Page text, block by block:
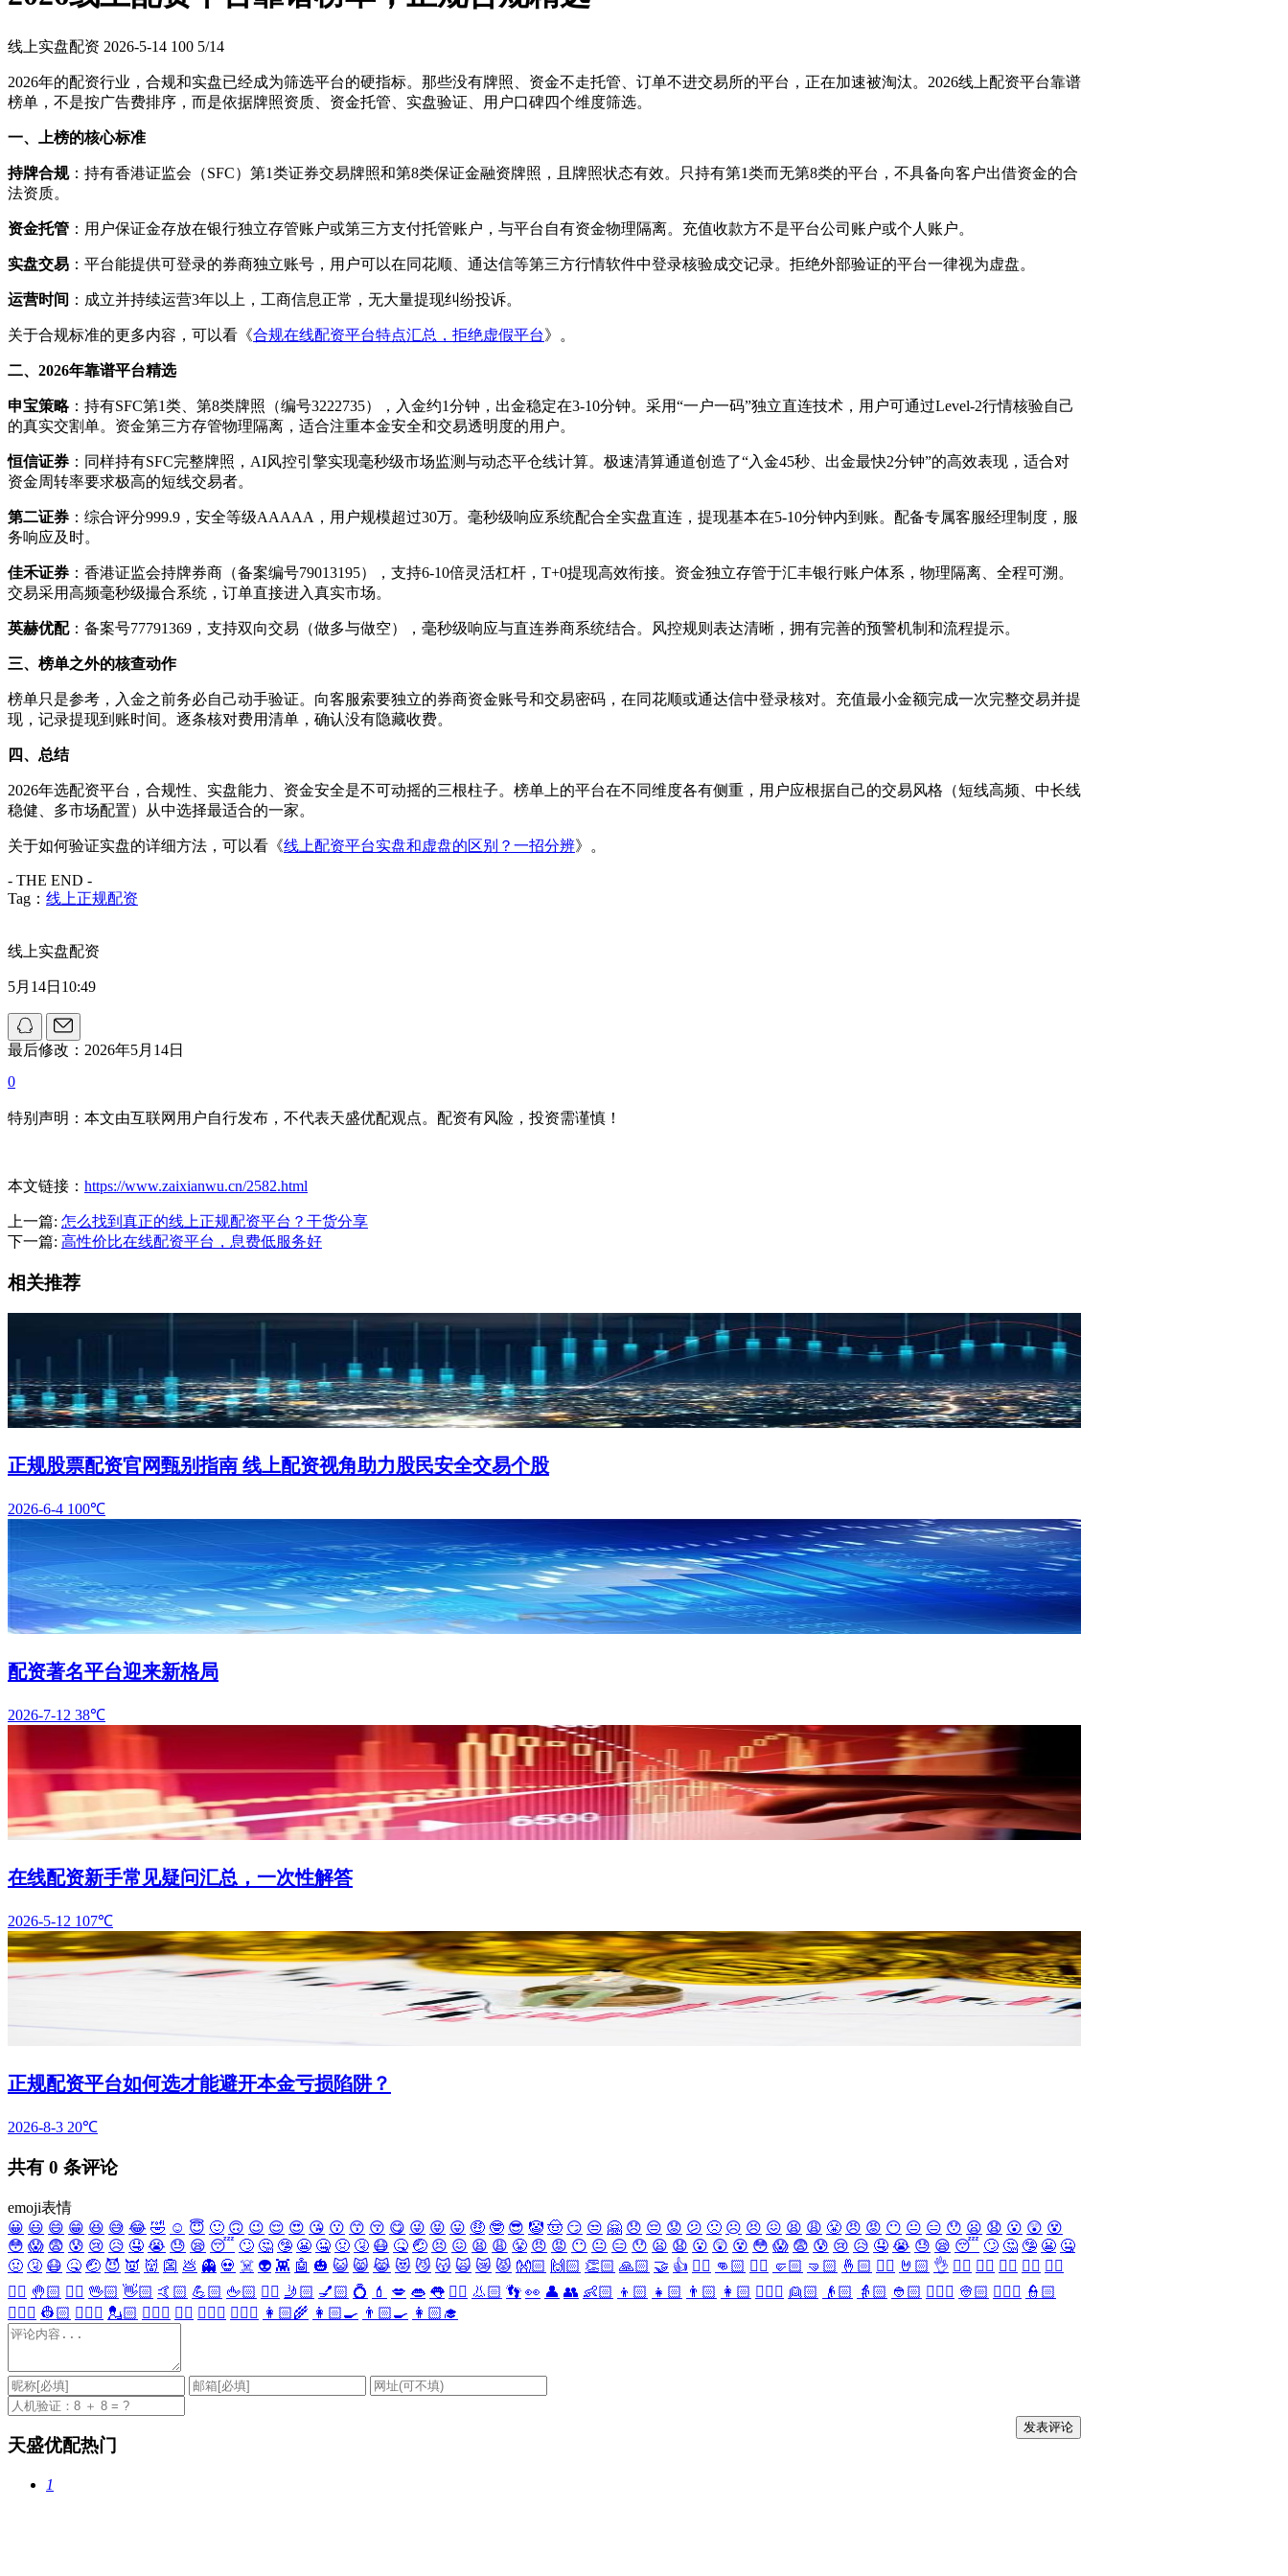
线上实盘配资 2026-5-14 100 5/14
2026年的配资行业，合规和实盘已经成为筛选平台的硬指标。那些没有牌照、资金不走托管、订单不进交易所的平台，正在加速被淘汰。2026线上配资平台靠谱
榜单，不是按广告费排序，而是依据牌照资质、资金托管、实盘验证、用户口碑四个维度筛选。
一、上榜的核心标准
持牌合规：持有香港证监会（SFC）第1类证券交易牌照和第8类保证金融资牌照，且牌照状态有效。只持有第1类而无第8类的平台，不具备向客户出借资金的合
法资质。
资金托管 ：用户保证金存放在银行独立存管账户或第三方支付托管账户，与平台自有资金物理隔离。充值收款方不是平台公司账户或个人账户。
实盘交易 ：平台能提供可登录的券商独立账号，用户可以在同花顺、通达信等第三方行情软件中登录核验成交记录。拒绝外部验证的平台一律视为虚盘。
运营时间 ：成立并持续运营3年以上，工商信息正常，无大量提现纠纷投诉。
关于合规标准的更多内容，可以看《合规在线配资平台特点汇总，拒绝虚假平台》。
二、2026年靠谱平台精选
申宝策略：持有SFC第1类、第8类牌照（编号3222735），入金约1分钟，出金稳定在3-10分钟。采用“一户一码”独立直连技术，用户可通过Level-2行情核验自己
的真实交割单。资金第三方存管物理隔离，适合注重本金安全和交易透明度的用户。
恒信证券 ：同样持有SFC完整牌照，AI风控引擎实现毫秒级市场监测与动态平仓线计算。极速清算通道创造了“入金45秒、出金最快2分钟”的高效表现，适合对
资金周转率要求极高的短线交易者。
第二证券 ：综合评分999.9，安全等级AAAAA，用户规模超过30万。毫秒级响应系统配合全实盘直连，提现基本在5-10分钟内到账。配备专属客服经理制度，服
务响应及时。
佳禾证券 ：香港证监会持牌券商（备案编号79013195），支持6-10倍灵活杠杆，T+0提现高效衔接。资金独立存管于汇丰银行账户体系，物理隔离、全程可溯。
交易采用高频毫秒级撮合系统，订单直接进入真实市场。
英赫优配：备案号77791369，支持双向交易（做多与做空），毫秒级响应与直连券商系统结合。风控规则表达清晰，拥有完善的预警机制和流程提示。
三、榜单之外的核查动作
榜单只是参考，入金之前务必自己动手验证。向客服索要独立的券商资金账号和交易密码，在同花顺或通达信中登录核对。充值最小金额完成一次完整交易并提
现，记录提现到账时间。逐条核对费用清单，确认没有隐藏收费。
四、总结
2026年选配资平台，合规性、实盘能力、资金安全是不可动摇的三根柱子。榜单上的平台在不同维度各有侧重，用户应根据自己的交易风格（短线高频、中长线
稳健、多市场配置）从中选择最适合的一家。
关于如何验证实盘的详细方法，可以看《线上配资平台实盘和虚盘的区别？一招分辨》。
- THE END -
Tag： 线上正规配资
线上实盘配资
5月14日10:49
最后修改：2026年5月14日
0
特别声明：本文由互联网用户自行发布，不代表天盛优配观点。配资有风险，投资需谨慎！
本文链接： https://www.zaixianwu.cn/2582.html
上一篇: 怎么找到真正的线上正规配资平台？干货分享
下一篇: 高性价比在线配资平台，息费低服务好
相关推荐
正规股票配资官网甄别指南 线上配资视角助力股民安全交易个股
2026-6-4 100℃
配资著名平台迎来新格局
2026-7-12 38℃
在线配资新手常见疑问汇总，一次性解答
2026-5-12 107℃
正规配资平台如何选才能避开本金亏损陷阱？
2026-8-3 20℃
共有 0 条评论
emoji表情
😀 😃 😄 😁 😆 😅 😂 🤣 ☺️ 😇 🙂 🙃 😉 😌 😍 😘 😗 😙 😚 😋 😜 😝 😛 🤑 🤓 😎 🤡 🤠 😏 😒 🤗 😞 😔 😟 😕 🙁 ☹️ 😣 😖 😫 😩 😤 😠 😡 😶 😐 😑 😯 😦 😧 😮 😲 😵
😳 😱 😨 😰 😢 😥 🤤 😭 😓 😪 😴 🙄 🤔 🤥 😬 🤐 🤢 🤧 😷 🤒 🤕 😣 😖 😫 😩 😤 😠 😡 😶 😐 😑 😯 😦 😧 😮 😲 😵 😳 😱 😨 😰 😢 😥 🤤 😭 😓 😪 😴 🙄 🤔 🤥 😬 🤐
🤢 🤧 😷 🤒 🤕 😈 👿 👹 👺 💩 👻 💀 ☠️ 👽 👾 🤖 🎃 😺 😸 😹 😻 😼 😽 🙀 😿 😾 👐🏻 🙌🏻 👏🏻 🙏🏻 🤝 👍 👎🏻 👊🏻 ✊🏻 🤛🏻 🤜🏻 🤞🏻 ✌🏻 🤘🏻 👌 👈🏻 👉🏻 👆🏻 👇🏻 ☝🏻
✋🏻 🤚🏻 🖐🏻 🖖🏻 👋🏻 🤙🏻 💪🏻 🖕🏻 ✍🏻 🤳🏻 💅🏻 💍 💄 💋 👄 👅 👂🏻 👃🏻 👣 👀 👤 👥 👶🏻 👦🏻 👧🏻 👨🏻 👩🏻 👱🏻‍♀️ 👱🏻 👴🏻 👵🏻 👲🏻 👳🏻‍♀️ 👳🏻 👮🏻‍♀️ 👮🏻
👷🏻‍♀️ 👷🏻 💂🏻‍♀️ 💂🏻 🕵🏻‍♀️ 🕵🏻 👩🏻‍⚕️ 👨🏻‍⚕️ 👩🏻‍🌾 👩🏻‍🍳 👨🏻‍🍳 👩🏻‍🎓
天盛优配热门
1